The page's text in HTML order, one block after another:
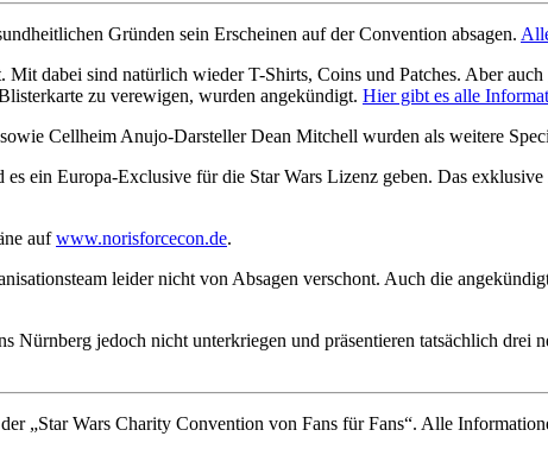
Gründen sein Erscheinen auf der Convention absagen.
dabei sind natürlich wieder T-Shirts, Coins und Patches. Aber
zu verewigen, wurden angekündigt. Hier gibt es alle
Cellheim Anujo-Darsteller Dean Mitchell wurden als weitere
ein Europa-Exclusive für die Star Wars Lizenz geben. Das
aufwww.norisforcecon.de.
leider nicht von Absagen verschont. Auch die
Nürnberg jedoch nicht unterkriegen und präsentieren tatsächlich
„Star Wars Charity Convention von Fans für Fans“. Alle